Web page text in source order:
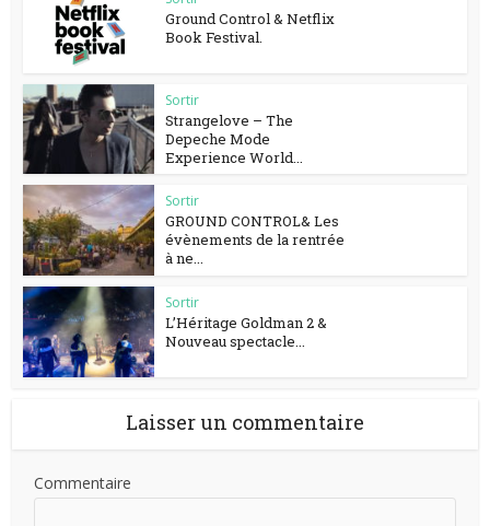
Ground Control & Netflix
Book Festival.
Sortir
Strangelove – The
Depeche Mode
Experience World...
Sortir
GROUND CONTROL& Les
évènements de la rentrée
à ne...
Sortir
L’Héritage Goldman 2 &
Nouveau spectacle...
Laisser un commentaire
Commentaire